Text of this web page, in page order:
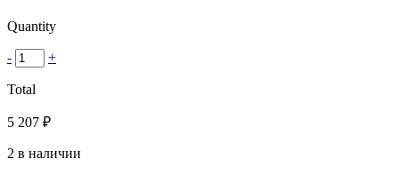
Quantity
- +
Total
5 207 ₽
2 в наличии